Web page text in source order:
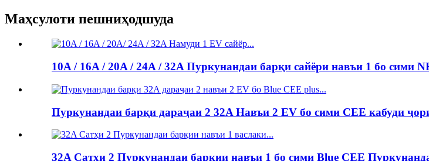
Маҳсулоти пешниҳодшуда
10A / 16A / 20A / 24A / 32A Пуркунандаи барқи сайёри навъи 1 бо сими
Пуркунандаи барқи дараҷаи 2 32A Навъи 2 EV бо сими CEE кабуди
32A Сатҳи 2 Пуркунандаи барқии навъи 1 бо сими Blue CEE